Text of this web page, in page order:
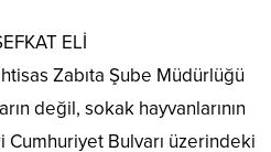
ELİ
Zabıta Şube Müdürlüğü
değil, sokak hayvanlarının
Cumhuriyet Bulvarı üzerindeki